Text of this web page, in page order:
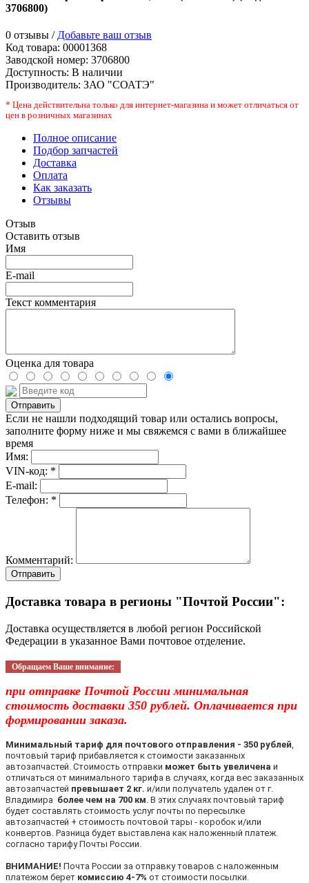
3706800)
0 отзывы / Добавьте ваш отзыв
Код товара: 00001368
Заводской номер: 3706800
Доступность: В наличии
Производитель: ЗАО "СОАТЭ"
* Цена действительна только для интернет-магазина и может отличаться от
цен в розничных магазинах
Полное описание
Подбор запчастей
Доставка
Оплата
Как заказать
Отзывы
Отзыв
Оставить отзыв
Имя
E-mail
Текст комментария
Оценка для товара
Если не нашли подходящий товар или остались вопросы,
заполните форму ниже и мы свяжемся с вами в ближайшее
время
Имя:
VIN-код: *
E-mail:
Телефон: *
Комментарий:
Отправить
Доставка товара в регионы "Почтой России":
Доставка осуществляется в любой регион Российской
Федерации в указанное Вами почтовое отделение.
Обращаем Ваше внимание:
при отправке Почтой России минимальная
стоимость доставки 350 рублей. Оплачивается при
формировании заказа.
Минимальный тариф для почтового отправления - 350 рублей
почтовый тариф прибавляется к стоимости заказанных
автозапчастей. Стоимость отправки может быть увеличена и
отличаться от минимального тарифа в случаях, когда вес заказанных
автозапчастей превышает 2 кг. и/или получатель удален от г.
Владимира более чем на 700 км . В этих случаях почтовый тариф
будет составлять стоимость услуг почты по пересылке
автозапчастей + стоимость почтовой тары - коробок и/или
конвертов. Разница будет выставлена как наложенный платеж.
согласно тарифу Почты России.
ВНИМАНИЕ! Почта России за отправку товаров с наложенным
платежом берет комиссию 4-7% от стоимости посылки.